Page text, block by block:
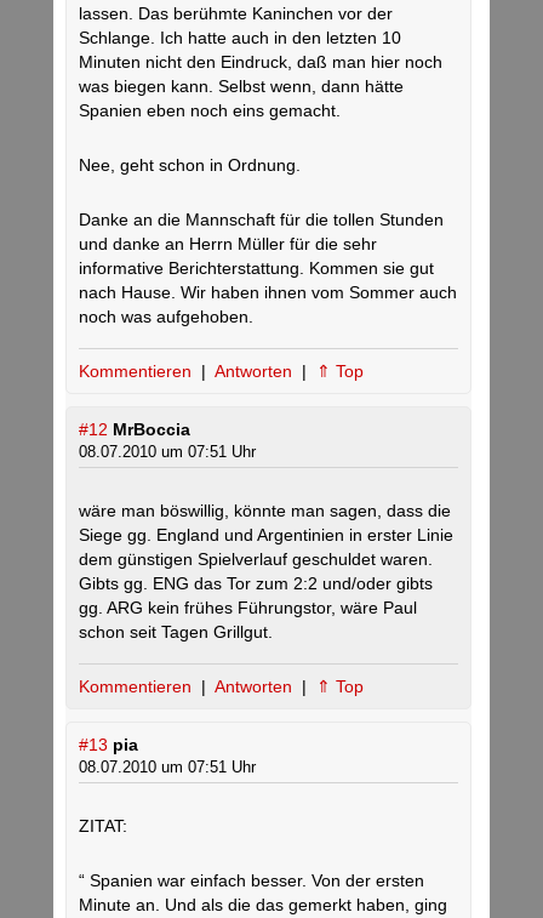
lassen. Das berühmte Kaninchen vor der
Schlange. Ich hatte auch in den letzten 10
Minuten nicht den Eindruck, daß man hier noch
was biegen kann. Selbst wenn, dann hätte
Spanien eben noch eins gemacht.
Nee, geht schon in Ordnung.
Danke an die Mannschaft für die tollen Stunden
und danke an Herrn Müller für die sehr
informative Berichterstattung. Kommen sie gut
nach Hause. Wir haben ihnen vom Sommer auch
noch was aufgehoben.
Kommentieren | Antworten | ⇑ Top
#12 MrBoccia
08.07.2010 um 07:51 Uhr
wäre man böswillig, könnte man sagen, dass die
Siege gg. England und Argentinien in erster Linie
dem günstigen Spielverlauf geschuldet waren.
Gibts gg. ENG das Tor zum 2:2 und/oder gibts
gg. ARG kein frühes Führungstor, wäre Paul
schon seit Tagen Grillgut.
Kommentieren | Antworten | ⇑ Top
#13 pia
08.07.2010 um 07:51 Uhr
ZITAT:
“ Spanien war einfach besser. Von der ersten
Minute an. Und als die das gemerkt haben, ging